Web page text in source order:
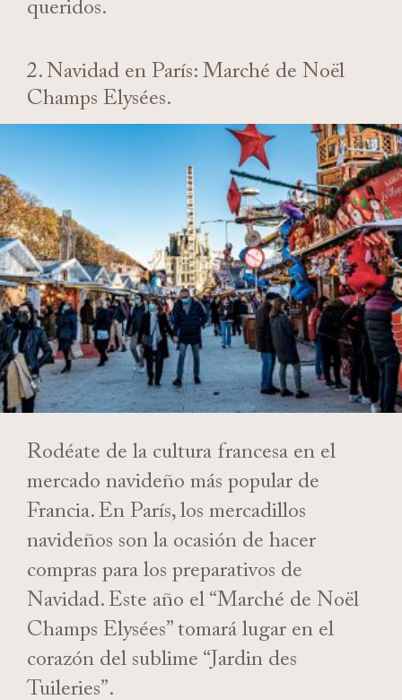
queridos.
2. Navidad en París: Marché de Noël
Champs Elysées.
Rodéate de la cultura francesa en el
mercado navideño más popular de
Francia. En París, los mercadillos
navideños son la ocasión de hacer
compras para los preparativos de
Navidad. Este año el “Marché de Noël
Champs Elysées” tomará lugar en el
corazón del sublime “Jardin des
Tuileries”.